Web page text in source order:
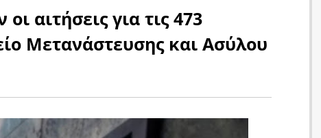
αιτήσεις για τις 473
Μετανάστευσης και Ασύλου